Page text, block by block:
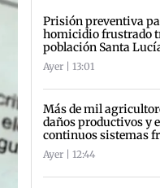
Prisión preventiva
homicidio frustrado
población Santa
Ayer | 13:01
Más de mil
daños productivos y
continuos sistemas
Ayer | 12:44